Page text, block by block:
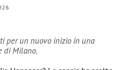
per un nuovo inizio in una
di Milano.